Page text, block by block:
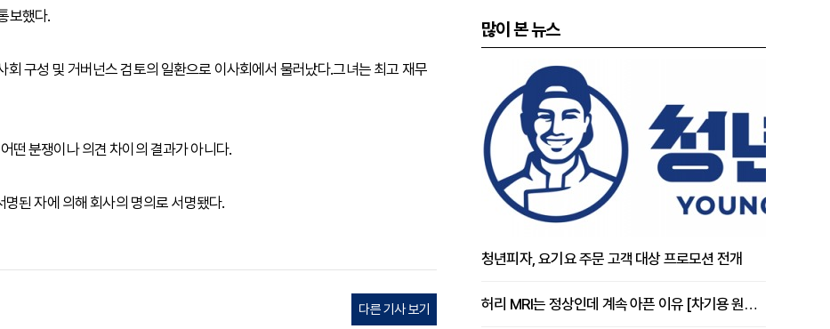
보했다.
구성 및 거버넌스 검토의 일환으로 이사회에서 물러났다.그녀는 최고 재무
떤 분쟁이나 의견 차이의 결과가 아니다.
된 자에 의해 회사의 명의로 서명됐다.
다른 기사 보기
많이 본 뉴스
청년피자, 요기요 주문 고객 대상 프로모션 전개
허리 MRI는 정상인데 계속 아픈 이유 [차기용 원장 칼럼]